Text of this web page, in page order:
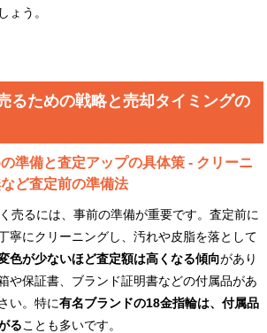
ょう。
るための戦略と売却タイミングの
準備と査定アップの具体策 - クリーニ
ど査定前の準備法
売るには、事前の準備が重要です。査定前に
寧にクリーニングし、汚れや皮脂を落として
色が少ないほど査定額は高くなる傾向があり
や保証書、ブランド証明書などの付属品があ
い。特に有名ブランドの18金指輪は、付属品
ることも多いです。